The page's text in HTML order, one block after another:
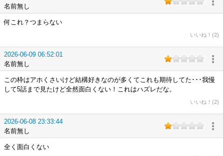
名前無し
何これ？つまらない
いいね！(2)
2026-06-09 06:52:01
名前無し
この枠はアホくさいけど結構好きなのが多くてこれも期待してた･･･我慢
して5話まで見たけど全然面白くない！これはハズレだな。
いいね！(2)
2026-06-08 23:33:44
名前無し
全く面白くない